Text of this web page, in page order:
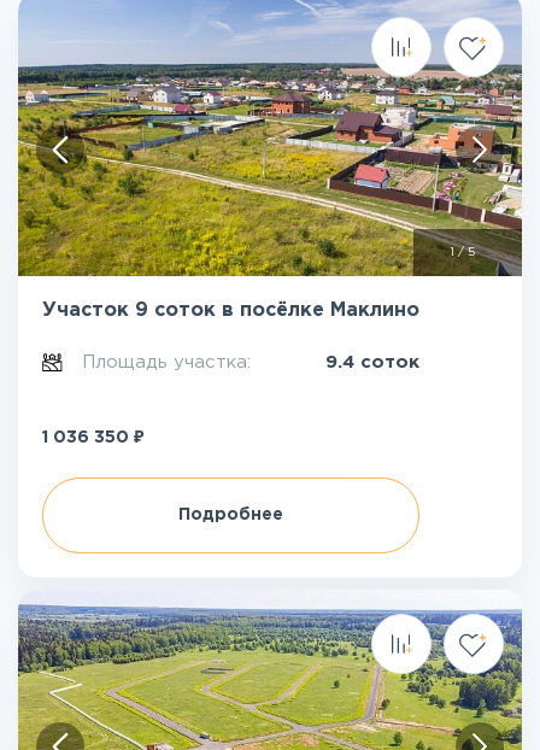
1 /5
Участок 9 соток в посёлке Маклино
Площадь участка: 9.4 соток
1 036 350 ₽
Подробнее